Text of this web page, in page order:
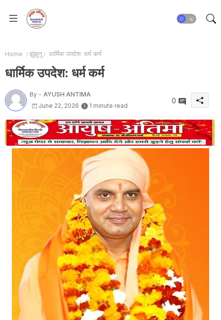
Home झुंझुनू धार्मिक उपदेश: धर्म कर्म
धार्मिक उपदेश: धर्म कर्म
By - AYUSH ANTIMA
June 22, 2026
1 minute read
0